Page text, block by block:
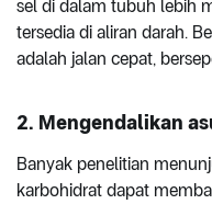
sel di dalam tubuh lebih
tersedia di aliran darah.
adalah jalan cepat,
2. Mengendalikan
Banyak penelitian
karbohidrat dapat